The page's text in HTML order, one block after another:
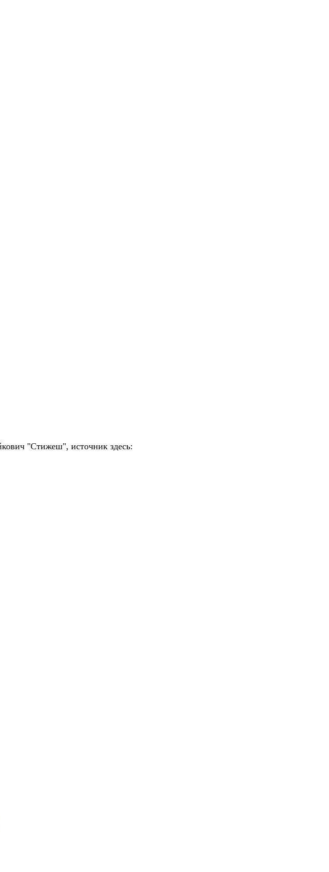
"Стижеш", источник здесь: